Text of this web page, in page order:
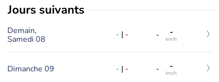
jours suivants
Demain,
Samedi 08
- | - - -
km/h
Dimanche 09 - | - - -
km/h